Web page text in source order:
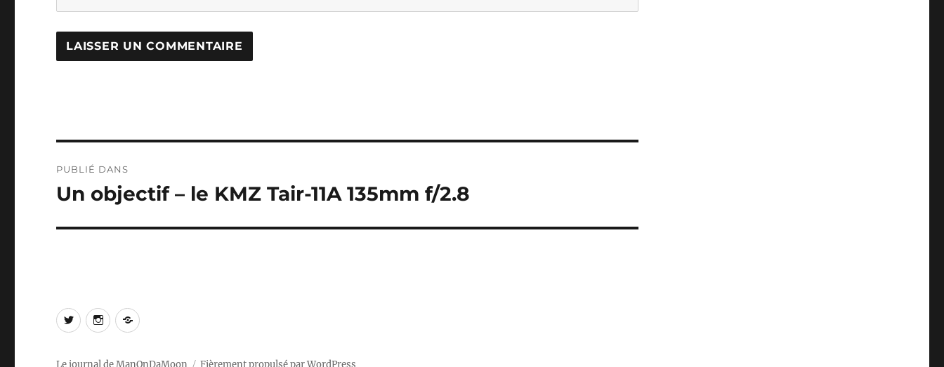
de
PUBLIÉ DANS
Un objectif – le KMZ Tair-11A 135mm f/2.8
TwitterInstagram
Log
Le journal de ManOnDaMoon Fièrement propulsé par WordPress